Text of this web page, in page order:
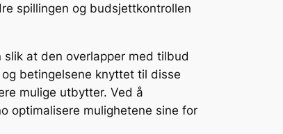
spillingen og budsjettkontrollen
at den overlapper med tilbud
betingelsene knyttet til disse
mulige utbytter. Ved å
optimalisere mulighetene sine for